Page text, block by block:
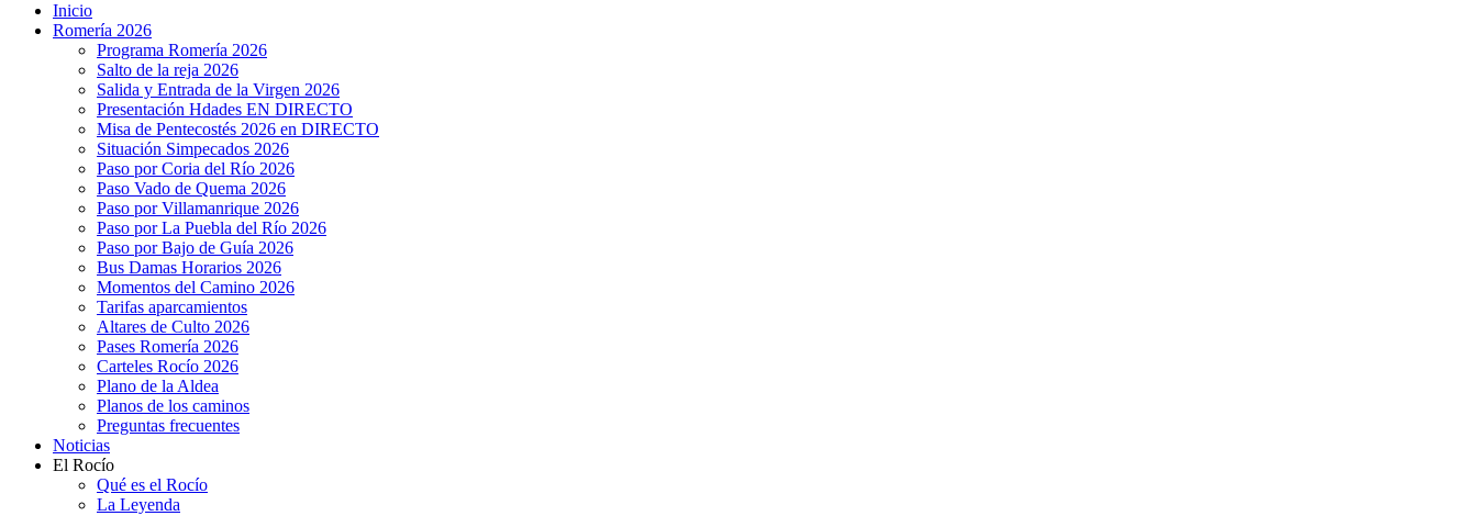
Inicio
Romería 2026
Programa Romería 2026
Salto de la reja 2026
Salida y Entrada de la Virgen 2026
Presentación Hdades EN DIRECTO
Misa de Pentecostés 2026 en DIRECTO
Situación Simpecados 2026
Paso por Coria del Río 2026
Paso Vado de Quema 2026
Paso por Villamanrique 2026
Paso por La Puebla del Río 2026
Paso por Bajo de Guía 2026
Bus Damas Horarios 2026
Momentos del Camino 2026
Tarifas aparcamientos
Altares de Culto 2026
Pases Romería 2026
Carteles Rocío 2026
Plano de la Aldea
Planos de los caminos
Preguntas frecuentes
Noticias
El Rocío
Qué es el Rocío
La Leyenda